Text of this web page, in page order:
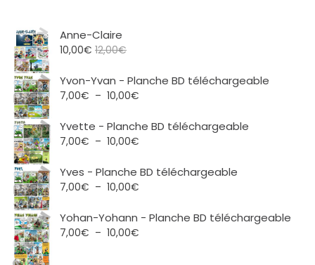
Anne-Claire
10,00€ 12,00€
Yvon-Yvan - Planche BD téléchargeable
7,00€ – 10,00€
prix :
10,00€
Yvette - Planche BD téléchargeable
7,00€ – 10,00€
prix :
10,00€
Yves - Planche BD téléchargeable
7,00€ – 10,00€
prix :
Yohan-Yohann - Planche BD téléchargeable
7,00€ – 10,00€